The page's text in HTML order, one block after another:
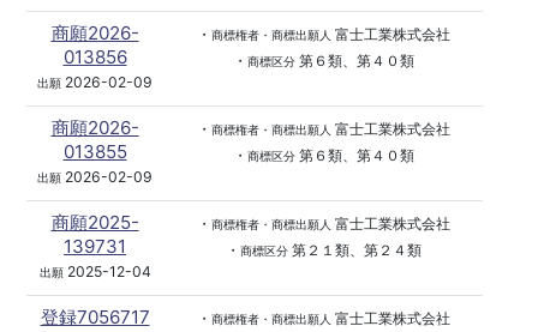
商願2026-
013856
出願 2026-02-09
・ 商標権者・商標出願人 富士工業株式会社
・ 商標区分第６類、第４０類
商願2026-
013855
出願 2026-02-09
・ 商標権者・商標出願人 富士工業株式会社
・ 商標区分第６類、第４０類
商願2025-
139731
出願2025-12-04
・ 商標権者・商標出願人 富士工業株式会社
・ 商標区分第２１類、第２４類
登録7056717 ・ 商標権者・商標出願人 富士工業株式会社